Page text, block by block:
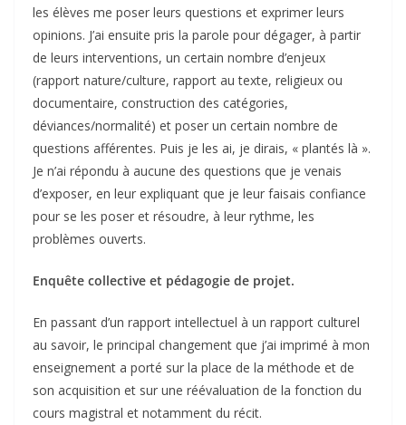
les élèves me poser leurs questions et exprimer leurs
opinions. J’ai ensuite pris la parole pour dégager, à partir
de leurs interventions, un certain nombre d’enjeux
(rapport nature/culture, rapport au texte, religieux ou
documentaire, construction des catégories,
déviances/normalité) et poser un certain nombre de
questions afférentes. Puis je les ai, je dirais, « plantés là ».
Je n’ai répondu à aucune des questions que je venais
d’exposer, en leur expliquant que je leur faisais confiance
pour se les poser et résoudre, à leur rythme, les
problèmes ouverts.
Enquête collective et pédagogie de projet.
En passant d’un rapport intellectuel à un rapport culturel
au savoir, le principal changement que j’ai imprimé à mon
enseignement a porté sur la place de la méthode et de
son acquisition et sur une réévaluation de la fonction du
cours magistral et notamment du récit.